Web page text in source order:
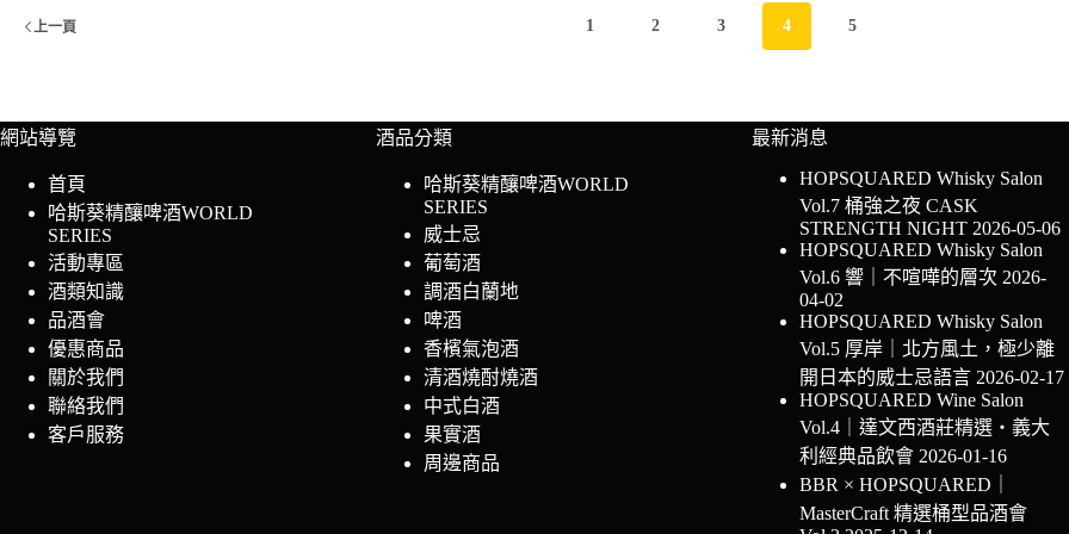
上一頁 1 2 3 4 5
網站導覽
首頁
哈斯葵精釀啤酒WORLD
SERIES
活動專區
酒類知識
品酒會
優惠商品
關於我們
聯絡我們
客戶服務
酒品分類
哈斯葵精釀啤酒WORLD
SERIES
威士忌
葡萄酒
調酒白蘭地
啤酒
香檳氣泡酒
清酒燒酎燒酒
中式白酒
果實酒
周邊商品
最新消息
HOPSQUARED Whisky Salon
Vol.7 桶強之夜 CASK
STRENGTH NIGHT 2026-05-06
HOPSQUARED Whisky Salon
Vol.6 響｜不喧嘩的層次 2026-
04-02
HOPSQUARED Whisky Salon
Vol.5 厚岸｜北方風土，極少離
開日本的威士忌語言 2026-02-17
HOPSQUARED Wine Salon
Vol.4｜達文西酒莊精選・義大
利經典品飲會 2026-01-16
BBR × HOPSQUARED｜
MasterCraft 精選桶型品酒會